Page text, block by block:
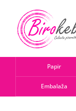
Papir
Embalaža